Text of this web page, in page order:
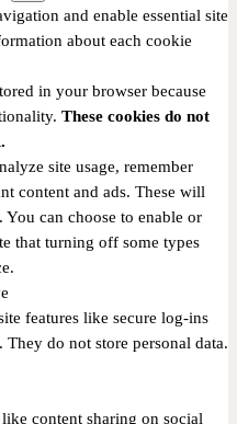
and enable essential site
about each cookie
in your browser because
These cookies do not
site usage, remember
content and ads. These will
can choose to enable or
that turning off some types
features like secure log-ins
They do not store personal data.
content sharing on social